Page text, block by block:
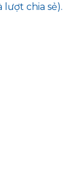
chia sẻ).